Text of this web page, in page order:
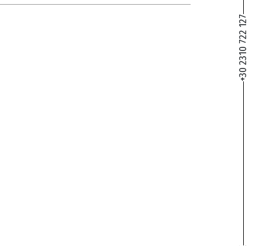
+30 2310 722 127